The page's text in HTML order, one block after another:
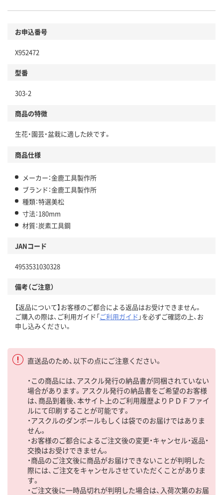
お申込番号
X952472
型番
303-2
商品の特徴
生花・園芸・盆栽に適した鋏です。
商品仕様
メーカー：金鹿工具製作所
ブランド：金鹿工具製作所
種類：特選美松
寸法：180mm
材質：炭素工具鋼
JANコード
4953531030328
備考（ご注意）
【返品について】お客様のご都合による返品はお受けできません。
ご購入の際は、ご利用ガイド「ご利用ガイド 」を必ずご確認の上、お
申し込みください。
直送品のため、以下の点にご注意ください。
・この商品には、アスクル発行の納品書が同梱されていない
場合があります。アスクル発行の納品書をご希望のお客様
は、商品到着後、本サイト上のご利用履歴よりＰＤＦファイ
ルにて印刷することが可能です。
・アスクルのダンボールもしくは袋でのお届けではありま
せん。
・お客様のご都合によるご注文後の変更・キャンセル・返品・
交換はお受けできません。
・商品のご注文後に商品がお届けできないことが判明した
際には、ご注文をキャンセルさせていただくことがありま
す。
・ご注文後に一時品切れが判明した場合は、入荷次第のお届